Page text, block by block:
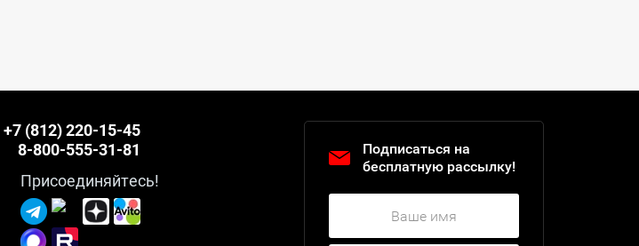
+7 (812) 220-15-45
8-800-555-31-81
Присоединяйтесь!
Подписаться на
бесплатную рассылку!